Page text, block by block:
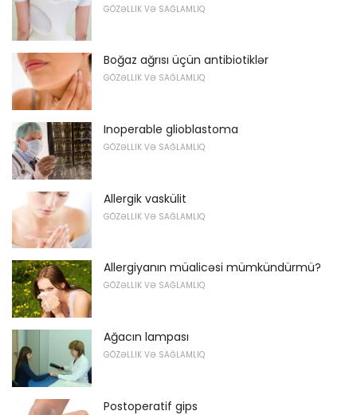
GÖZƏLLIK VƏ SAĞLAMLIQ
Boğaz ağrısı üçün antibiotiklər
GÖZƏLLIK VƏ SAĞLAMLIQ
Inoperable glioblastoma
GÖZƏLLIK VƏ SAĞLAMLIQ
Allergik vaskülit
GÖZƏLLIK VƏ SAĞLAMLIQ
Allergiyanın müalicəsi mümkündürmü?
GÖZƏLLIK VƏ SAĞLAMLIQ
Ağacın lampası
GÖZƏLLIK VƏ SAĞLAMLIQ
Postoperatif gips